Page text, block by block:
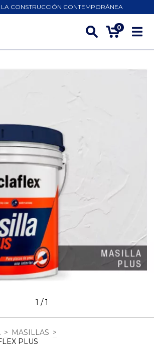
CONSTRUCCIÓN CONTEMPORÁNEA
0
1 /1
> MASILLAS >
PLUS